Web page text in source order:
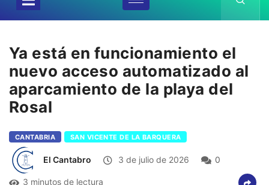
Ya está en funcionamiento el
nuevo acceso automatizado al
aparcamiento de la playa del
Rosal
CANTABRIA SAN VICENTE DE LA BARQUERA
El Cantabro 3 de julio de 2026 0
3 minutos de lectura